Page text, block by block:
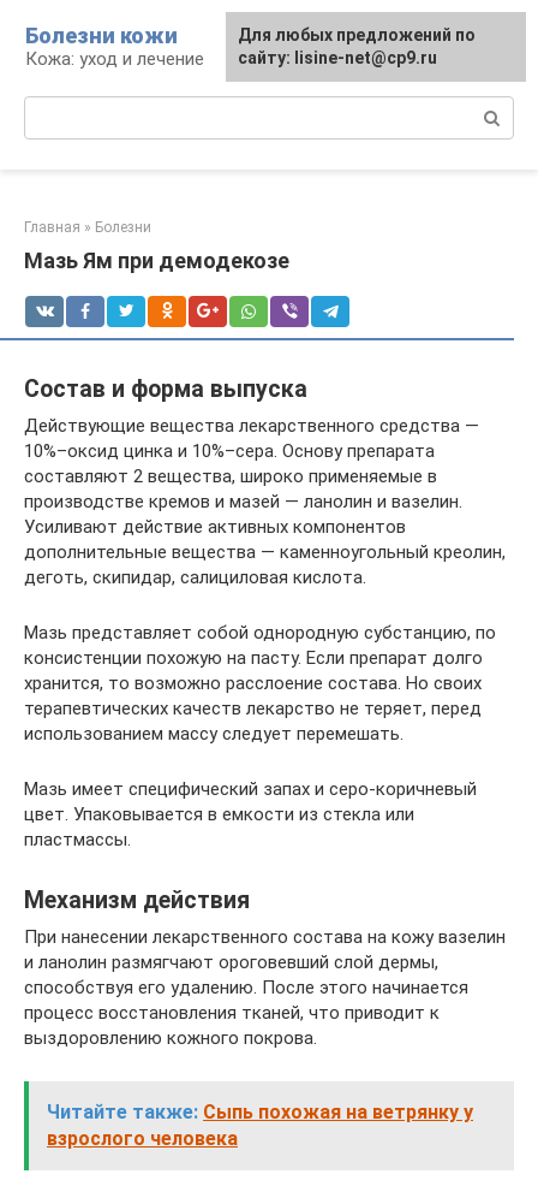
контенту
Болезни кожи
Кожа: уход и лечение
Главная » Болезни
Мазь Ям при демодекозе
Состав и форма выпуска
Действующие вещества лекарственного средства —
10%–оксид цинка и 10%–сера. Основу препарата
составляют 2 вещества, широко применяемые в
производстве кремов и мазей — ланолин и вазелин.
Усиливают действие активных компонентов
дополнительные вещества — каменноугольный креолин,
деготь, скипидар, салициловая кислота.
Мазь представляет собой однородную субстанцию, по
консистенции похожую на пасту. Если препарат долго
хранится, то возможно расслоение состава. Но своих
терапевтических качеств лекарство не теряет, перед
использованием массу следует перемешать.
Мазь имеет специфический запах и серо-коричневый
цвет. Упаковывается в емкости из стекла или
пластмассы.
Механизм действия
При нанесении лекарственного состава на кожу вазелин
и ланолин размягчают ороговевший слой дермы,
способствуя его удалению. После этого начинается
процесс восстановления тканей, что приводит к
выздоровлению кожного покрова.
Читайте также: Сыпь похожая на ветрянку у
взрослого человека
Для любых предложений по
сайту: lisine-net@cp9.ru